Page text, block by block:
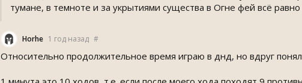
тумане, в темноте и за укрытиями существа в Огне фей всё
Horhe 1 год назад #
Относительно продолжительное время играю в днд, но вдруг